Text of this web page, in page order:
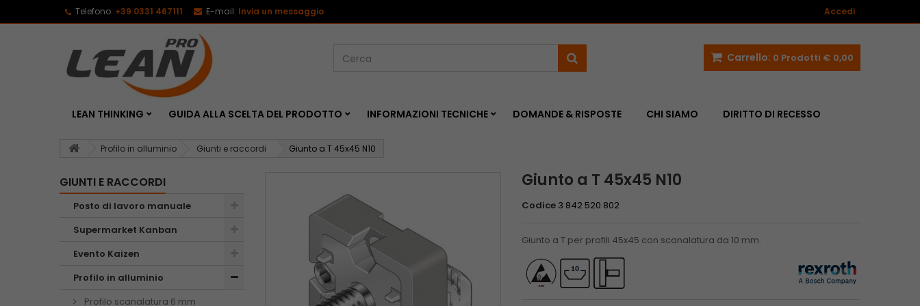
Accedi
Telefono: +39 0331 467111 E-mail: Invia un messaggio
Carrello: 0 Prodotti € 0,00
LEAN THINKING GUIDA ALLA SCELTA DEL PRODOTTO INFORMAZIONI TECNICHE DOMANDE & RISPOSTE CHI SIAMO DIRITTO DI RECESSO
Profilo in alluminio Giunti e raccordi Giunto a T 45x45 N10
GIUNTI E RACCORDI
Posto di lavoro manuale
Supermarket Kanban
Evento Kaizen
Profilo in alluminio
Profilo scanalatura 6 mm
Giunto a T 45x45 N10
Codice 3 842 520 802
Giunto a T per profili 45x45 con scanalatura da 10 mm.